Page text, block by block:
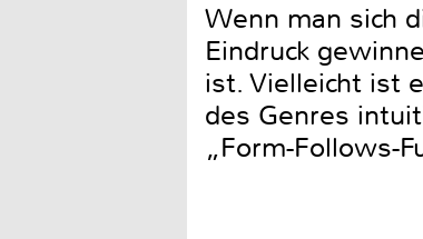
Wenn man sich
Eindruck
ist. Vielleicht ist
des Genres
„Form-Follows-